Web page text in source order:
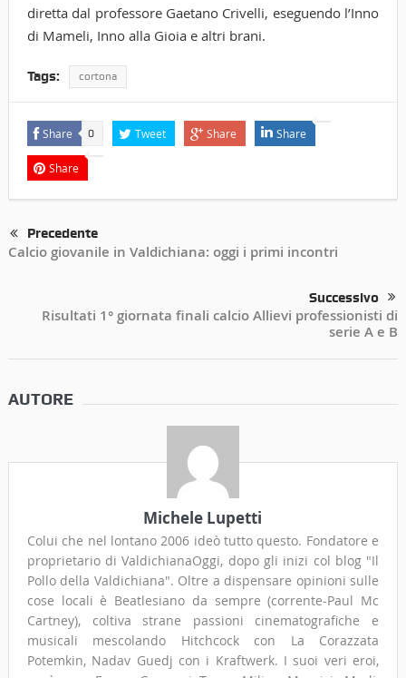
diretta dal professore Gaetano Crivelli, eseguendo l’Inno
di Mameli, Inno alla Gioia e altri brani.
Tags: cortona
Share 0 Tweet Share Share
Share
Precedente
Calcio giovanile in Valdichiana: oggi i primi incontri
Successivo
Risultati 1° giornata finali calcio Allievi professionisti di
serie A e B
AUTORE
Michele Lupetti
Colui che nel lontano 2006 ideò tutto questo. Fondatore e
proprietario di ValdichianaOggi, dopo gli inizi col blog "Il
Pollo della Valdichiana". Oltre a dispensare opinioni sulle
cose locali è Beatlesiano da sempre (corrente-Paul Mc
Cartney), coltiva strane passioni cinematografiche e
musicali mescolando Hitchcock con La Corazzata
Potemkin, Nadav Guedj con i Kraftwerk. I suoi veri eroi,